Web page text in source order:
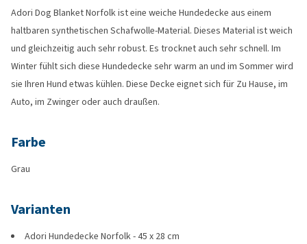
Adori Dog Blanket Norfolk ist eine weiche Hundedecke aus einem
haltbaren synthetischen Schafwolle-Material. Dieses Material ist weich
und gleichzeitig auch sehr robust. Es trocknet auch sehr schnell. Im
Winter fühlt sich diese Hundedecke sehr warm an und im Sommer wird
sie Ihren Hund etwas kühlen. Diese Decke eignet sich für Zu Hause, im
Auto, im Zwinger oder auch draußen.
Farbe
Grau
Varianten
Adori Hundedecke Norfolk - 45 x 28 cm